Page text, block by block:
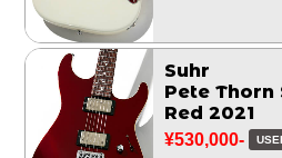
Suhr
Pete
Red 2021
¥530,000-